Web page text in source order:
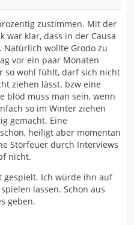
zustimmen. Mit der
war klar, dass in der Causa
Natürlich wollte Grodo zu
vor ein paar Monaten
so wohl fühlt, darf sich nicht
ziehen lässt. bzw eine
blöd muss man sein, wenn
so im Winter ziehen
gemacht. Eine
heiligt aber momentan
Störfeuer durch Interviews
nicht.
gespielt. Ich würde ihn auf
lassen. Schon aus
geben.